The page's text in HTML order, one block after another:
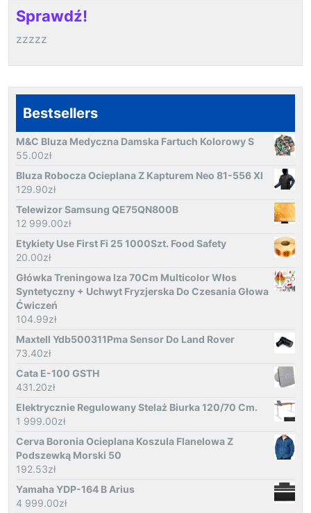
Sprawdź!
zzzzz
Bestsellers
M&C Bluza Medyczna Damska Fartuch Kolorowy S
55.00zł
Bluza Robocza Ocieplana Z Kapturem Neo 81-556 Xl
129.90zł
Telewizor Samsung QE75QN800B
12 999.00zł
Etykiety Use First Fi 25 1000Szt. Food Safety
20.00zł
Główka Treningowa Iza 70Cm Multicolor Włos
Syntetyczny + Uchwyt Fryzjerska Do Czesania Głowa
Ćwiczeń
104.99zł
Maxtell Ydb500311Pma Sensor Do Land Rover
73.40zł
Cata E-100 GSTH
431.20zł
Elektrycznie Regulowany Stelaż Biurka 120/70 Cm.
1 999.00zł
Cerva Boronia Ocieplana Koszula Flanelowa Z
Podszewką Morski 50
192.53zł
Yamaha YDP-164 B Arius
4 999.00zł